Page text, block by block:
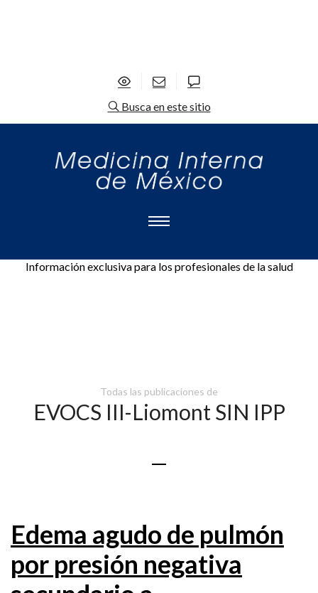
Busca en este sitio
Información exclusiva para los profesionales de la salud
Todas las publicaciones de
EVOCS III-Liomont SIN IPP
Edema agudo de pulmón
por presión negativa